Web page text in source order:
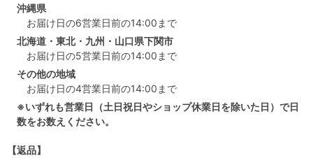
沖縄県
お届け日の6営業日前の14:00まで
北海道・東北・九州・山口県下関市
お届け日の5営業日前の14:00まで
その他の地域
お届け日の4営業日前の14:00まで
※いずれも営業日（土日祝日やショップ休業日を除いた日）で日
数をお数えください。
【返品】